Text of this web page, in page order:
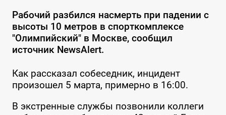
Рабочий разбился насмерть при падении с
высоты 10 метров в спорткомплексе
"Олимпийский" в Москве, сообщил
источник NewsAlert.
Как рассказал собеседник, инцидент
произошел 5 марта, примерно в 16:00.
В экстренные службы позвонили коллеги